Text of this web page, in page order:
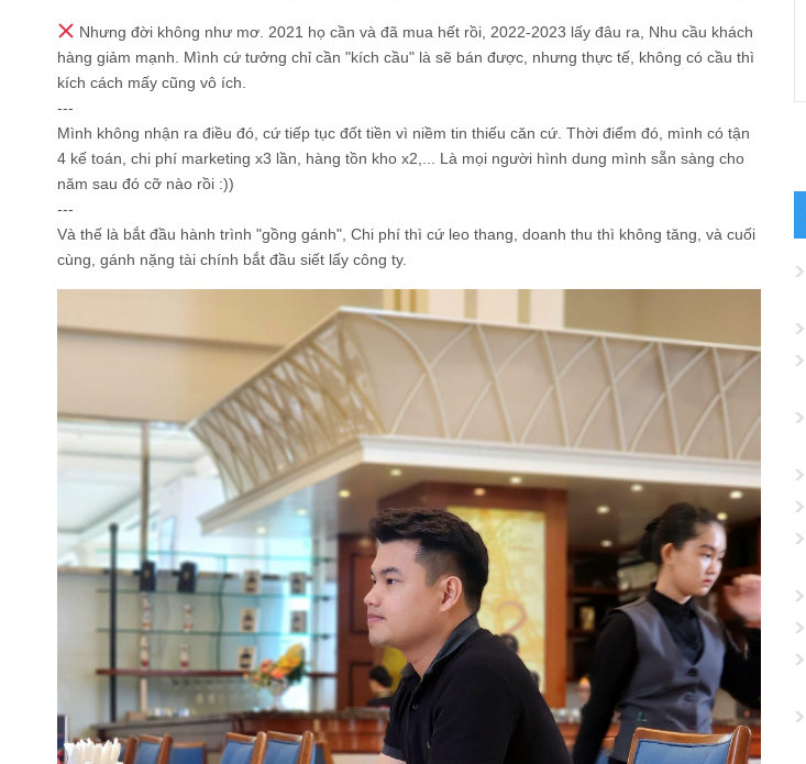
Nhưng đời không như mơ. 2021 họ cần và đã mua hết rồi, 2022-2023 lấy đâu ra, Nhu cầu khách
hàng giảm mạnh. Mình cứ tưởng chỉ cần "kích cầu" là sẽ bán được, nhưng thực tế, không có cầu thì
kích cách mấy cũng vô ích.
---
Mình không nhận ra điều đó, cứ tiếp tục đốt tiền vì niềm tin thiếu căn cứ. Thời điểm đó, mình có tận
4 kế toán, chi phí marketing x3 lần, hàng tồn kho x2,... Là mọi người hình dung mình sẵn sàng cho
năm sau đó cỡ nào rồi :))
---
Và thế là bắt đầu hành trình "gồng gánh", Chi phí thì cứ leo thang, doanh thu thì không tăng, và cuối
cùng, gánh nặng tài chính bắt đầu siết lấy công ty.